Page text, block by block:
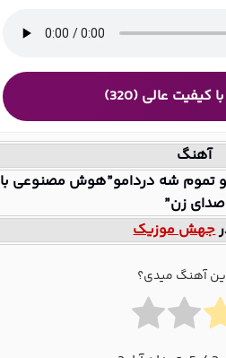
عالی (320)
آهنگ
تموم شه دردامو”هوش مصنوعی با
صدای زن”
جهش موزیک
آهنگ میدی؟